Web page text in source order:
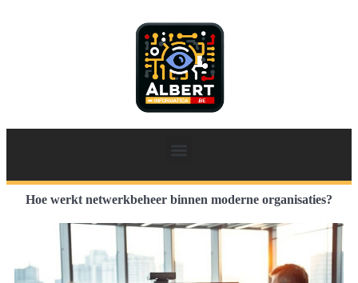
Hoe werkt netwerkbeheer binnen moderne organisaties?